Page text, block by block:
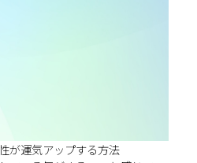
が運気アップする方法